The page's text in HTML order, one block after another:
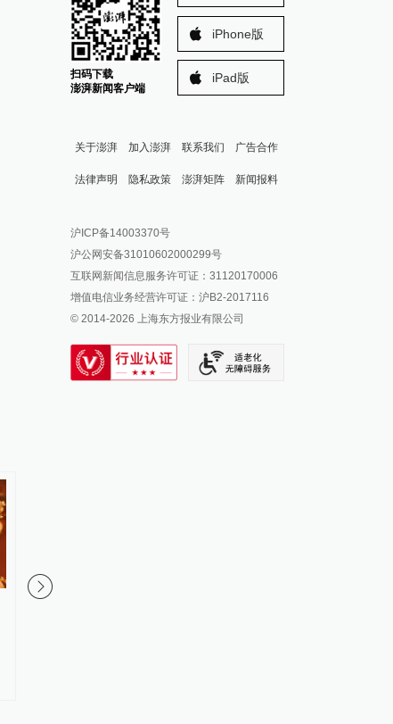
扫码下载
澎湃新闻客户端
iPhone版
iPad版
关于澎湃 加入澎湃 联系我们 广告合作
法律声明 隐私政策 澎湃矩阵
澎湃新闻公众号
澎湃新闻抖音号
派生万物开放平台
IP SHANGHAI
SIXTH TONE
新闻报料
报料邮箱: news@thepaper.cn
沪ICP备14003370号
沪公网安备31010602000299号
互联网新闻信息服务许可证：31120170006
增值电信业务经营许可证：沪B2-2017116
© 2014-2026 上海东方报业有限公司